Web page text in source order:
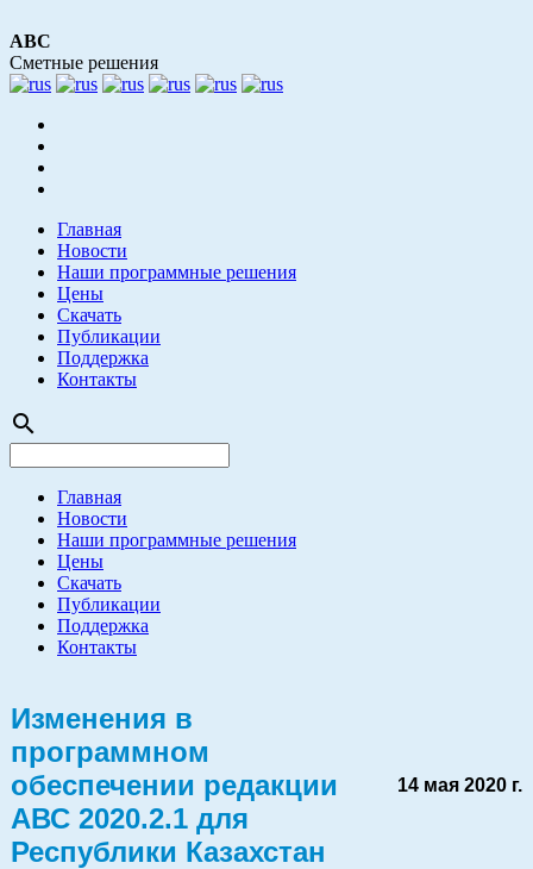
АВС
Сметные решения
Главная
Новости
Наши программные решения
Цены
Скачать
Публикации
Поддержка
Контакты
search
Главная
Новости
Наши программные решения
Цены
Скачать
Публикации
Поддержка
Контакты
Изменения в
программном
обеспечении редакции
АВС 2020.2.1 для
Республики Казахстан
14 мая 2020 г.